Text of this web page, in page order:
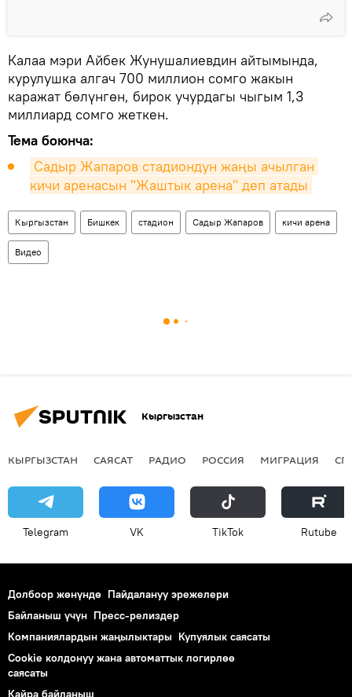
Калаа мэри Айбек Жунушалиевдин айтымында,
курулушка алгач 700 миллион сомго жакын
каражат бөлүнгөн, бирок учурдагы чыгым 1,3
миллиард сомго жеткен.
Тема боюнча:
Садыр Жапаров стадиондун жаңы ачылган
кичи аренасын "Жаштык арена" деп атады
Кыргызстан Бишкек стадион Садыр Жапаров кичи арена
Видео
Кыргызстан
КЫРГЫЗСТАН САЯСАТ РАДИО РОССИЯ МИГРАЦИЯ
Telegram VK ТikТоk Rutube
Долбоор жөнүндө Пайдалануу эрежелери
Байланыш үчүн Пресс-релиздер
Компаниялардын жаңылыктары Купуялык саясаты
Cookie колдонуу жана автоматтык логирлөө
саясаты
Кайра байланыш